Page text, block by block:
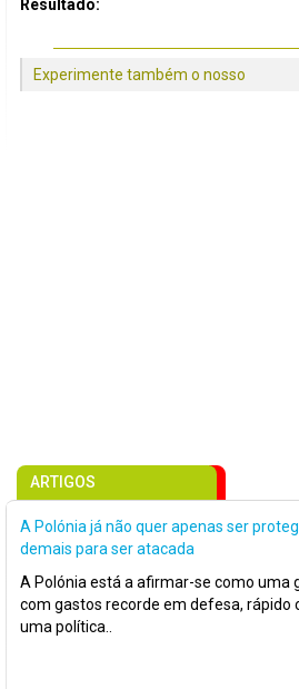
Resultado:
Experimente também o nosso
ARTIGOS
A Polónia já não quer apenas ser
demais para ser atacada
A Polónia está a afirmar-se como uma
com gastos recorde em defesa, rápido
uma política..